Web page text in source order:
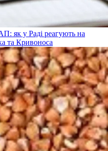
як у Раді реагують на
та Кривоноса